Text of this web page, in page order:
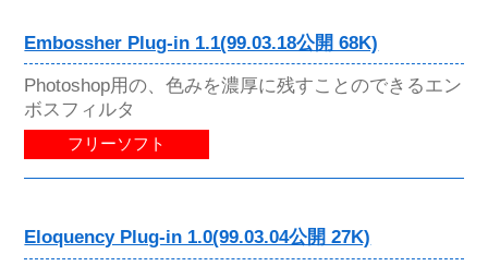
Embossher Plug-in 1.1(99.03.18公開 68K)
Photoshop用の、色みを濃厚に残すことのできるエン
ボスフィルタ
フリーソフト
Eloquency Plug-in 1.0(99.03.04公開 27K)